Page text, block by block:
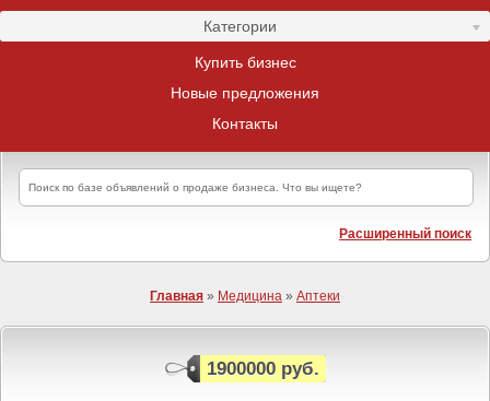
Категории
Купить бизнес
Новые предложения
Контакты
Расширенный поиск
Главная » Медицина » Аптеки
1900000 руб.